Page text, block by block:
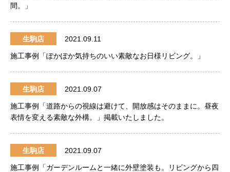
間。」
生駒店 2021.09.11
施工事例「ぽかぽか気持ちのいい素敵なお日様リビング。」
生駒店 2021.09.07
施工事例「道路からの視線は避けて、開放感はそのままに。昼夜
表情を変える素敵な外構。」掲載いたしました。
生駒店 2021.09.07
施工事例「ガーデンルームと一緒に外壁塗装も。リビングから四